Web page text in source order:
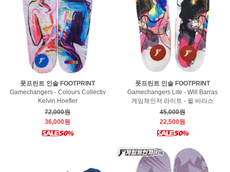
풋프린트 인솔 FOOTPRINT
Gamechangers - Colours Collectiv
Kelvin Hoefler
72,000원
36,000원
풋프린트 인솔 FOOTPRINT
Gamechangers Lite - Will Barras
게임체인저 라이트 - 윌 바라스
45,000원
22,500원